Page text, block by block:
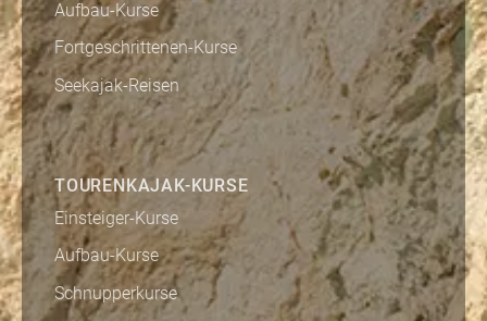
Aufbau-Kurse
Fortgeschrittenen-Kurse
Seekajak-Reisen
TOURENKAJAK-KURSE
Einsteiger-Kurse
Aufbau-Kurse
Schnupperkurse